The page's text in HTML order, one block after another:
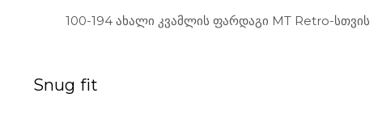
100-194 ახალი კვამლის ფარდაგი MT Retro-სთვის
Snug fit